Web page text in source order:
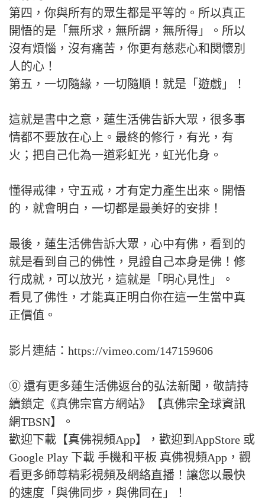
第四，你與所有的眾生都是平等的。所以真正
開悟的是「無所求，無所謂，無所得」。所以
沒有煩惱，沒有痛苦，你更有慈悲心和関懷別
人的心！
第五，一切隨緣，一切隨順！就是「遊戲」！
這就是書中之意，蓮生活佛告訴大眾，很多事
情都不要放在心上。最終的修行，有光，有
火；把自己化為一道彩虹光，虹光化身。
懂得戒律，守五戒，才有定力產生出來。開悟
的，就會明白，一切都是最美好的安排！
最後，蓮生活佛告訴大眾，心中有佛，看到的
就是看到自己的佛性，見證自己本身是佛！修
行成就，可以放光，這就是「明心見性」。
看見了佛性，才能真正明白你在這一生當中真
正價值。
影片連結：https://vimeo.com/147159606
⓪ 還有更多蓮生活佛返台的弘法新聞，敬請持
續鎖定《真佛宗官方網站》【真佛宗全球資訊
網TBSN】。
歡迎下載【真佛視頻App】，歡迎到AppStore 或
Google Play 下載 手機和平板 真佛視頻App，觀
看更多師尊精彩視頻及網絡直播！讓您以最快
的速度「與佛同步，與佛同在」！